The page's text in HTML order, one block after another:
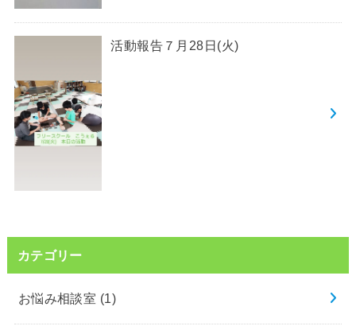
活動報告７月28日(火)
カテゴリー
お悩み相談室 (1)